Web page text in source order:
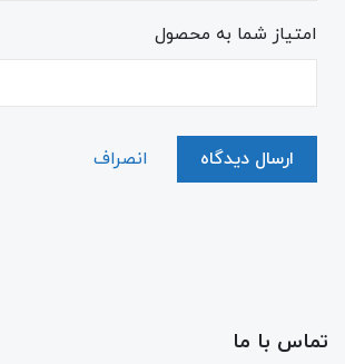
امتیاز شما به محصول
ارسال دیدگاه انصراف
تماس با ما